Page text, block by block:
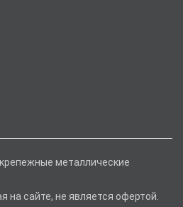
металлические
сайте, не является офертой.